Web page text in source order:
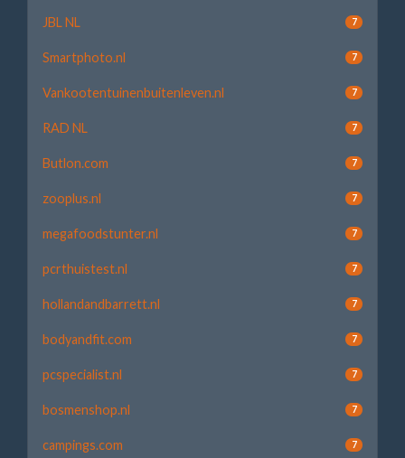
JBL NL 7
Smartphoto.nl 7
Vankootentuinenbuitenleven.nl 7
RAD NL 7
Butlon.com 7
zooplus.nl 7
megafoodstunter.nl 7
pcrthuistest.nl 7
hollandandbarrett.nl 7
bodyandfit.com 7
pcspecialist.nl 7
bosmenshop.nl 7
campings.com 7